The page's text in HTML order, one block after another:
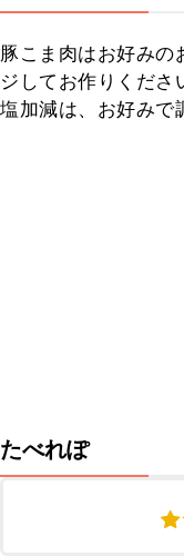
豚こま肉はお好みの
ジしてお作りくださ
塩加減は、お好みで
たべれぽ